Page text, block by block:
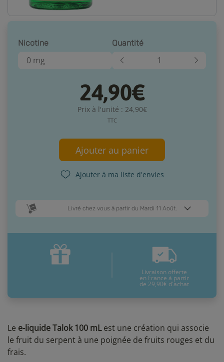
Le e-liquide Talok 100 mLest une création qui associe
le fruit du serpent à une poignée de fruits rouges et du
frais.
Nicotine
0 mg
Quantité
24,90€
Prix à l'unité : 24,90€
TTC
Ajouter au panier
Ajouter à ma liste d'envies
Livré chez vous à partir du Mardi 11 Août.
Jeudi 13 Août Mardi 11 Août
* Pour une livraison en France métropolitaine+ d'infos
Livraison offerte
en France à partir
de 29,90€ d'achat